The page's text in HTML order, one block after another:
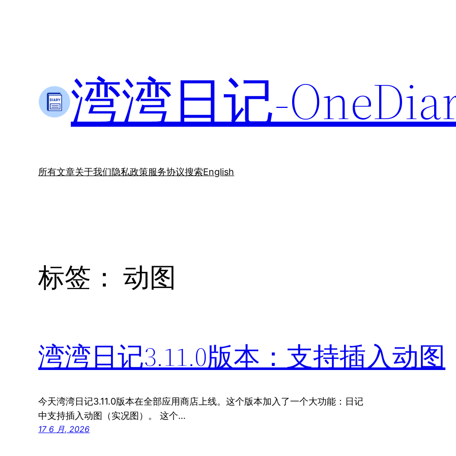
湾湾日记-
所有文章关于我们隐私政策服务协议搜索English
标签：动图
湾湾日记3.11.0版本：支持插入动图
今天湾湾日记3.11.0版本在全部应用商店上线。这个版本加入了一个大功能：日记
中支持插入动图（实况图）。 这个…
17 6 月, 2026